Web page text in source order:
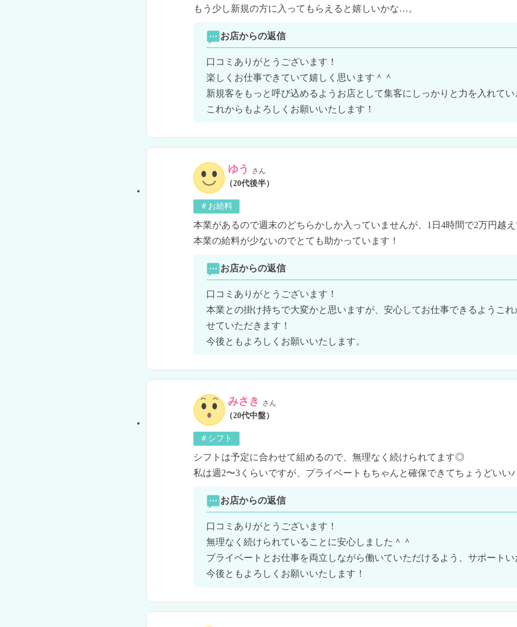
もう少し新規の方に入ってもらえると嬉しいかな…。
お店からの返信
口コミありがとうございます！
楽しくお仕事できていて嬉しく思います＾＾
新規客をもっと呼び込めるようお店として集客にしっかりと力を入れてい
これからもよろしくお願いいたします！
ゆう さん
（20代後半）
＃お給料
本業があるので週末のどちらかしか入っていませんが、1日4時間で2万円越え
本業の給料が少ないのでとても助かっています！
お店からの返信
口コミありがとうございます！
本業との掛け持ちで大変かと思いますが、安心してお仕事できるようこれ
せていただきます！
今後ともよろしくお願いいたします。
みさき さん
（20代中盤）
＃シフト
シフトは予定に合わせて組めるので、無理なく続けられてます◎
私は週2〜3くらいですが、プライベートもちゃんと確保できてちょうどいい
お店からの返信
口コミありがとうございます！
無理なく続けられていることに安心しました＾＾
プライベートとお仕事を両立しながら働いていただけるよう、サポートい
今後ともよろしくお願いいたします！